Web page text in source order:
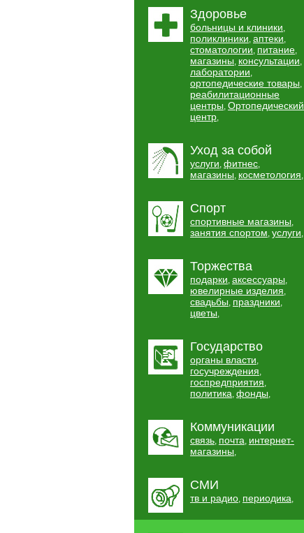
Здоровье
больницы и клиники,
поликлиники, аптеки,
стоматологии, питание,
магазины, консультации,
лаборатории,
ортопедические товары,
реабилитационные
центры, Ортопедический
центр,
Уход за собой
услуги, фитнес,
магазины, косметология,
Спорт
спортивные магазины,
занятия спортом, услуги,
Торжества
подарки, аксессуары,
ювелирные изделия,
свадьбы, праздники,
цветы,
Государство
органы власти,
госучреждения,
госпредприятия,
политика, фонды,
Коммуникации
связь, почта, интернет-
магазины,
СМИ
тв и радио, периодика,